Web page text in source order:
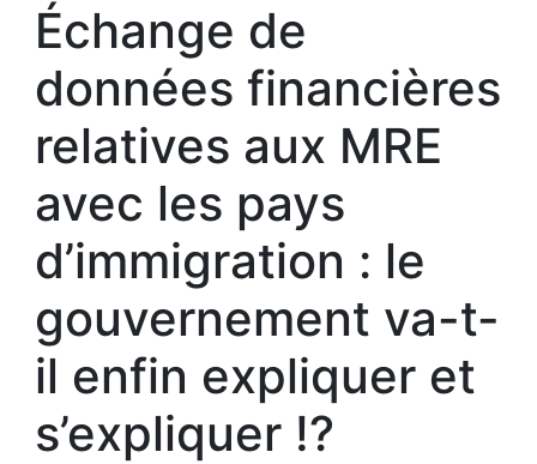
Échange de
données financières
relatives aux MRE
avec les pays
d’immigration : le
gouvernement va-t-
il enfin expliquer et
s’expliquer !?